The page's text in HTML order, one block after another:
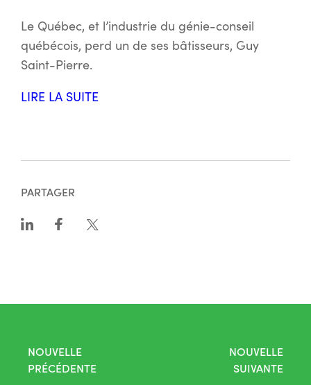
Le Québec, et l’industrie du génie-conseil
québécois, perd un de ses bâtisseurs, Guy
Saint-Pierre.
LIRE LA SUITE
PARTAGER
NOUVELLE
PRÉCÉDENTE
NOUVELLE
SUIVANTE